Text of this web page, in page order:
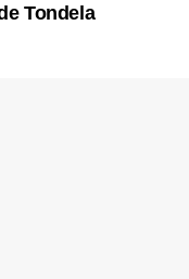
Tondela